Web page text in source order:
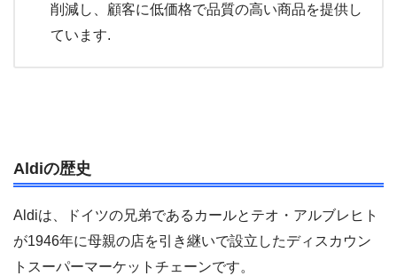
削減し、顧客に低価格で品質の高い商品を提供し
ています.
Aldiの歴史
Aldiは、ドイツの兄弟であるカールとテオ・アルブレヒト
が1946年に母親の店を引き継いで設立したディスカウン
トスーパーマーケットチェーンです。